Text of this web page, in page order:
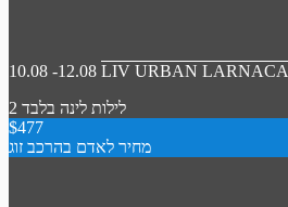
10.08 -12.08 LIV URBAN LARNACA
2 לילות לינה בלבד
$477
מחיר לאדם בהרכב זוג